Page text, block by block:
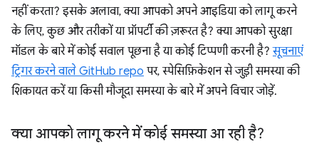
नहीं करता? इसके अलावा, क्या आपको अपने आइडिया को लागू करने
के लिए, कुछ और तरीकों या प्रॉपर्टी की ज़रूरत है? क्या आपको सुरक्षा
मॉडल के बारे में कोई सवाल पूछना है या कोई टिप्पणी करनी है?सूचनाएं
ट्रिगर करने वाले GitHub repo पर, स्पेसिफ़िकेशन से जुड़ी समस्या की
शिकायत करें या किसी मौजूदा समस्या के बारे में अपने विचार जोड़ें.
क्या आपको लागू करने में कोई समस्या आ रही है?